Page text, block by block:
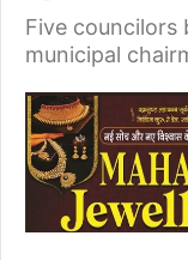
Five councilors
municipal